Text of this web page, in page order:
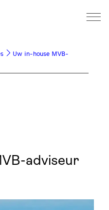
Uw in-house MVB-
adviseur